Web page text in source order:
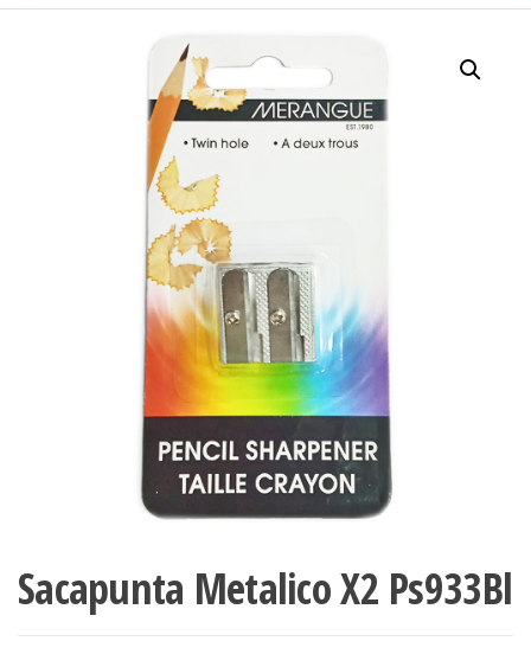
Sacapunta Metalico X2 Ps933Bl